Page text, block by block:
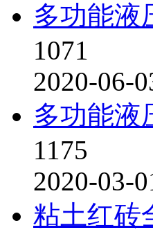
多功能液
1071
2020-06-
多功能液
1175
2020-03-
粘土红砖